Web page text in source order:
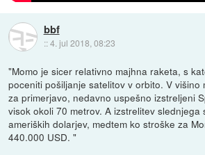
bbf
::4. jul 2018, 08:23
"Momo je sicer relativno majhna raketa, s
poceniti pošiljanje satelitov v orbito. V višino
za primerjavo, nedavno uspešno izstreljeni
visok okoli 70 metrov. A izstrelitev slednjega
ameriških dolarjev, medtem ko stroške za
440.000 USD. "